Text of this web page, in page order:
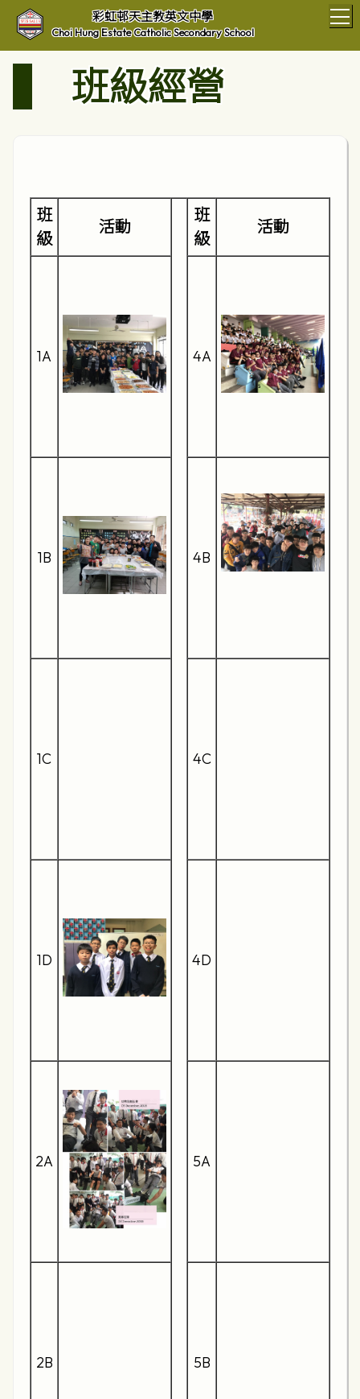
彩虹邨天主教英文中學
Choi Hung Estate Catholic Secondary School
班級經營
班
級
活動
班
級
活動
1A 4A
1B 4B
1C 4C
1D 4D
2A 5A
2B 5B